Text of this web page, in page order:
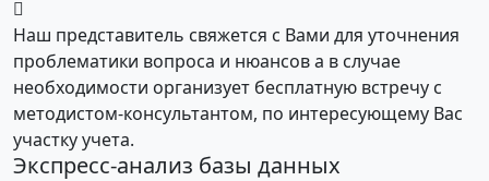
Наш представитель свяжется с Вами для уточнения
проблематики вопроса и нюансов а в случае
необходимости организует бесплатную встречу с
методистом-консультантом, по интересующему Вас
участку учета.
Экспресс-анализ базы данных